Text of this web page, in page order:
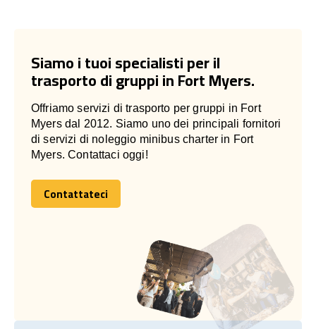
Siamo i tuoi specialisti per il
trasporto di gruppi in Fort Myers.
Offriamo servizi di trasporto per gruppi in Fort
Myers dal 2012. Siamo uno dei principali fornitori
di servizi di noleggio minibus charter in Fort
Myers. Contattaci oggi!
Contattateci
Contattateci